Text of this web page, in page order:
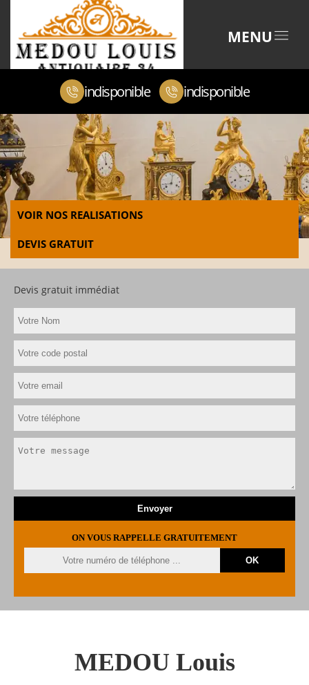
MENU
indisponible indisponible
VOIR NOS REALISATIONS
DEVIS GRATUIT
Devis gratuit immédiat
ON VOUS RAPPELLE GRATUITEMENT
MEDOU Louis